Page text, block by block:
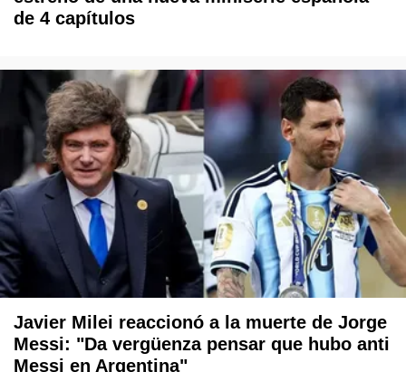
de 4 capítulos
Javier Milei reaccionó a la muerte de Jorge
Messi: "Da vergüenza pensar que hubo anti
Messi en Argentina"